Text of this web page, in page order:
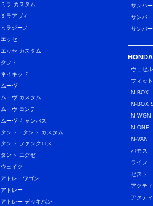
ミラ カスタム
ミラアヴィ
ミラジーノ
エッセ
エッセ カスタム
タフト
ネイキッド
ムーヴ
ムーヴ カスタム
ムーヴ コンテ
ムーヴ キャンバス
タント・タント カスタム
タント ファンクロス
タント エグゼ
ウェイク
アトレーワゴン
アトレー
アトレー デッキバン
サンバ
サンバ
サンバ
HONDA
ヴェゼル
フィット
N-BOX
N-BOX
N-WGN
N-ONE
N-VAN
バモス
ライフ
ゼスト
アクテ
アクテ